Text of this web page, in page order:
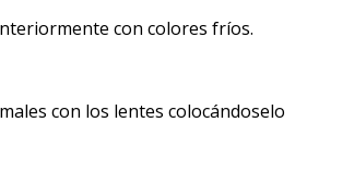
con colores fríos.
con los lentes colocándoselo